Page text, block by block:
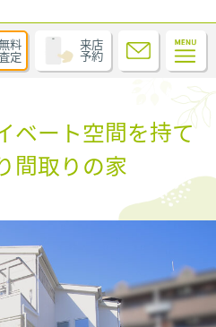
料
定
来店
予約
ベート空間を持て
間取りの家